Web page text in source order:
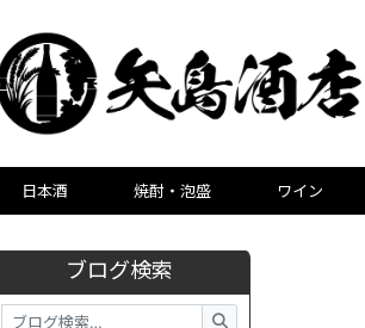
日本酒 焼酎・泡盛 ワイン
ブログ検索